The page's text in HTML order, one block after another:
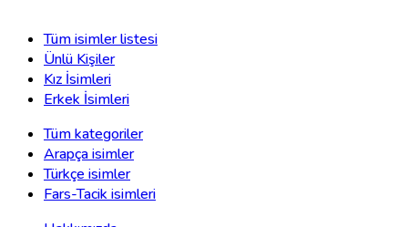
Tüm isimler listesi
Ünlü Kişiler
Kız İsimleri
Erkek İsimleri
Tüm kategoriler
Arapça isimler
Türkçe isimler
Fars-Tacik isimleri